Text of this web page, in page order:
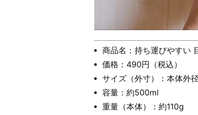
商品名：持ち運びやすい
価格：490円（税込）
サイズ（外寸）：本体外
容量：約500ml
重量（本体）：約110g